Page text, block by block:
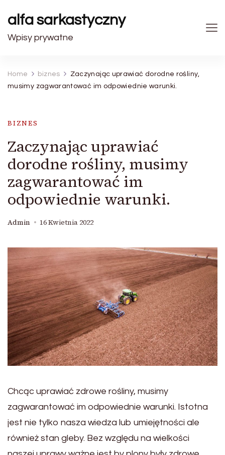
alfa sarkastyczny
Wpisy prywatne
Home biznes
Zaczynając uprawiać dorodne rośliny,
musimy zagwarantować im odpowiednie warunki.
BIZNES
Zaczynając uprawiać
dorodne rośliny, musimy
zagwarantować im
odpowiednie warunki.
Admin 16 Kwietnia 2022
Chcąc uprawiać zdrowe rośliny, musimy
zagwarantować im odpowiednie warunki. Istotna
jest nie tylko nasza wiedza lub umiejętności ale
również stan gleby. Bez względu na wielkości